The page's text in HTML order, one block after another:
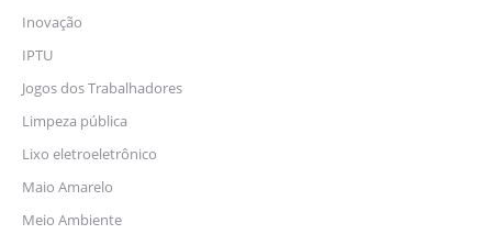
Inovação
IPTU
Jogos dos Trabalhadores
Limpeza pública
Lixo eletroeletrônico
Maio Amarelo
Meio Ambiente